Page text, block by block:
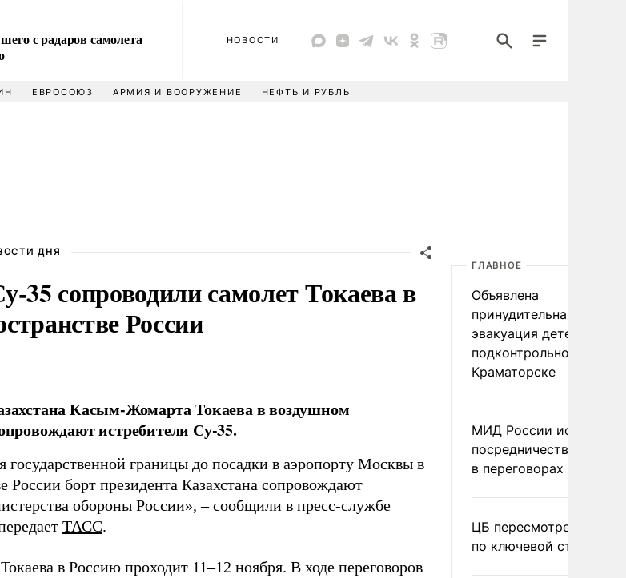
с радаров самолета
НОВОСТИ
ЕВРОСОЮЗ АРМИЯ И ВООРУЖЕНИЕ НЕФТЬ И РУБЛЬ
ДНЯ
35 сопроводили самолет Токаева в
России
Касым-Жомарта Токаева в воздушном
истребители Су-35.
государственной границы до посадки в аэропорту Москвы в
России борт президента Казахстана сопровождают
обороны России», – сообщили в пресс-службе
ТАСС.
в Россию проходит 11–12 ноября. В ходе переговоров
ГЛАВНОЕ
Объявлена
принудительная
эвакуация детей в
подконтрольном Киеву
Краматорске
МИД России исключил
посредничество
в переговорах по
ЦБ пересмотрел
по ключевой ставке